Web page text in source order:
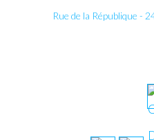
Rue de la République -